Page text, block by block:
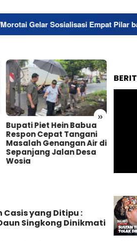
Empat Pilar bagi Paskibraka
»
Bupati Piet Hein Babua
Respon Cepat Tangani
Masalah Genangan Air di
Sepanjang Jalan Desa
Wosia
Casis yang Ditipu :
Singkong Dinikmati